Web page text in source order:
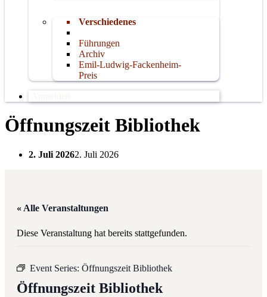
Verschiedenes
Führungen
Archiv
Emil-Ludwig-Fackenheim-
Preis
Öffnungszeit Bibliothek
2. Juli 20262. Juli 2026
« Alle Veranstaltungen
Diese Veranstaltung hat bereits stattgefunden.
Event Series: Öffnungszeit Bibliothek
Öffnungszeit Bibliothek